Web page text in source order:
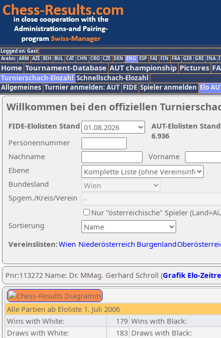
Logged on: Gast
Arabic ARM AZE BIH BUL CAT CHN CRO CZE DEN ENG ESP FAI FIN FRA GER GRE INA
Home Tournament-Database AUT championship Pictures
Turnierschach-Elozahl Schnellschach-Elozahl
Allgemeines Turnier anmelden: AUT FIDE Spieler anmelden Elo
Willkommen bei den offiziellen
Nachname
Vorname
Ebene
Sortierung
Personennummer
Bundesland
Spgem./Kreis/Verein
Nur "österreichische" Spieler
Vereinslisten:Wien Niederösterreich Burgenland
AUT-Elolisten
6.936
FIDE-Elolisten Stand
Pnr:113272 Name: Dr. MMag. Gerhard Schroll (Grafik Elo-
Alle Partien ab Eloliste 1. Juli 2006
Wins with White:
179 Wins with Black:
Draws with White:
183 Draws with Black: